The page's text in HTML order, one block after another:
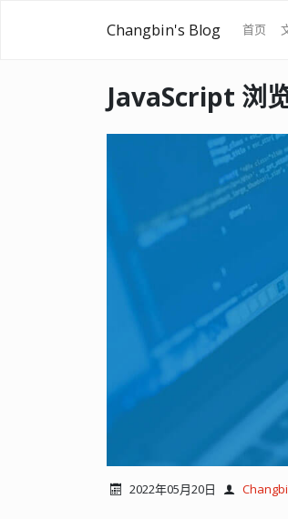
Changbin's Blog 首页
JavaScript 浏
2022年05月20日